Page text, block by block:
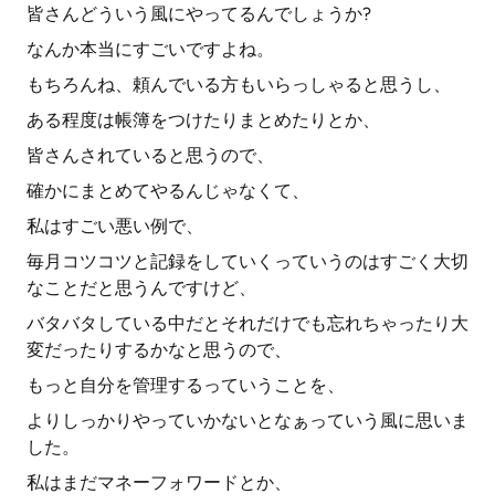
皆さんどういう風にやってるんでしょうか?
なんか本当にすごいですよね。
もちろんね、頼んでいる方もいらっしゃると思うし、
ある程度は帳簿をつけたりまとめたりとか、
皆さんされていると思うので、
確かにまとめてやるんじゃなくて、
私はすごい悪い例で、
毎月コツコツと記録をしていくっていうのはすごく大切
なことだと思うんですけど、
バタバタしている中だとそれだけでも忘れちゃったり大
変だったりするかなと思うので、
もっと自分を管理するっていうことを、
よりしっかりやっていかないとなぁっていう風に思いま
した。
私はまだマネーフォワードとか、